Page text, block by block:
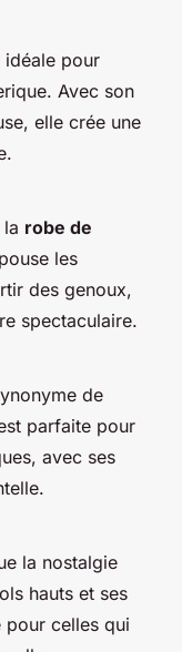
idéale pour
Avec son
elle crée une
robe de
les
des genoux,
spectaculaire.
de
parfaite pour
avec ses
la nostalgie
hauts et ses
pour celles qui